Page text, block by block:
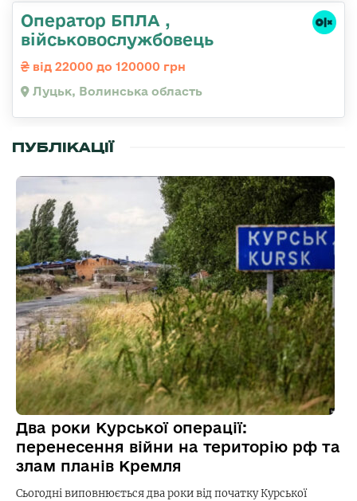
Оператор БПЛА ,
військовослужбовець
від 22000 до 120000 грн
Луцьк, Волинська область
ПУБЛІКАЦІЇ
Два роки Курської операції:
перенесення війни на територію рф та
злам планів Кремля
Сьогодні виповнюється два роки від початку Курської